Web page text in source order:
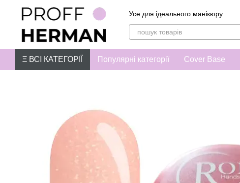
Перейти до основного контенту
Усе для ідеального манікюру
Ξ ВСІ КАТЕГОРІЇ Популярні категорії Cover Base